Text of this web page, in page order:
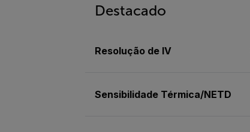
Destacado
Resolução de IV
Sensibilidade Térmica/NETD